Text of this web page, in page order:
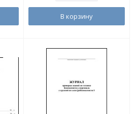
В корзину